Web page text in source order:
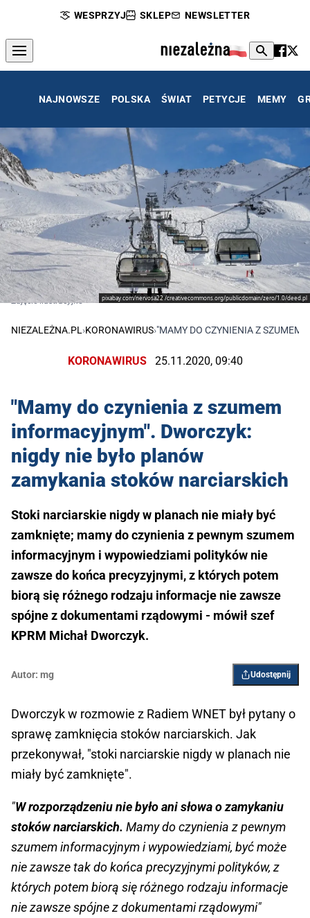
WESPRZYJ SKLEP NEWSLETTER
NAJNOWSZE POLSKA ŚWIAT PETYCJE MEMY
pixabay.com/nervosa22 /creativecommons.org/publicdomain/zero/1.0/deed.pl
Zdjęcie ilustracyjne
NIEZALEŻNA.PL ›KORONAWIRUS›"MAMY DO CZYNIENIA Z SZUMEM
KORONAWIRUS 25.11.2020, 09:40
"Mamy do czynienia z szumem
informacyjnym". Dworczyk:
nigdy nie było planów
zamykania stoków narciarskich
Stoki narciarskie nigdy w planach nie miały być
zamknięte; mamy do czynienia z pewnym szumem
informacyjnym i wypowiedziami polityków nie
zawsze do końca precyzyjnymi, z których potem
biorą się różnego rodzaju informacje nie zawsze
spójne z dokumentami rządowymi - mówił szef
KPRM Michał Dworczyk.
Autor: mg Udostępnij
Dworczyk w rozmowie z Radiem WNET był pytany o
sprawę zamknięcia stoków narciarskich. Jak
przekonywał, "stoki narciarskie nigdy w planach nie
miały być zamknięte".
"W rozporządzeniu nie było ani słowa o zamykaniu
stoków narciarskich. Mamy do czynienia z pewnym
szumem informacyjnym i wypowiedziami, być może
nie zawsze tak do końca precyzyjnymi polityków, z
których potem biorą się różnego rodzaju informacje
nie zawsze spójne z dokumentami rządowymi"